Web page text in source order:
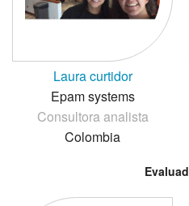
Laura curtidor
Epam systems
Consultora analista
Colombia